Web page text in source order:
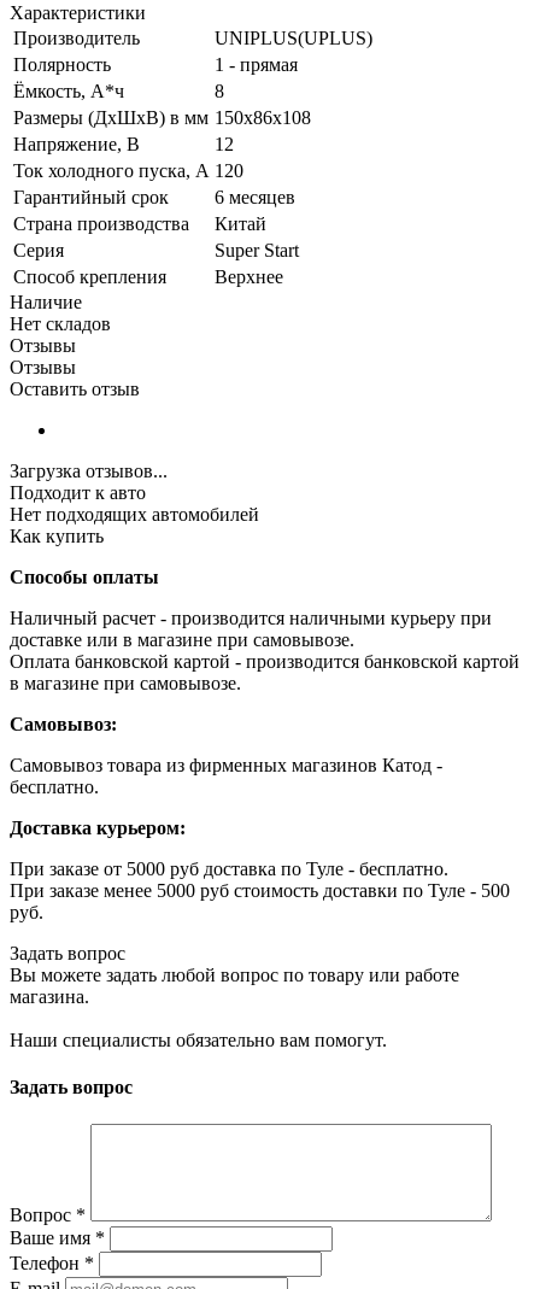
Характеристики
Производитель
UNIPLUS(UPLUS)
Полярность
1 - прямая
Ёмкость, А*ч
8
Размеры (ДхШхВ) в мм 150x86x108
Напряжение, В
12
Ток холодного пуска, А 120
Гарантийный срок
6 месяцев
Страна производства
Китай
Серия
Super Start
Способ крепления
Верхнее
Наличие
Нет складов
Отзывы
Отзывы
Оставить отзыв
Загрузка отзывов...
Подходит к авто
Нет подходящих автомобилей
Как купить
Способы оплаты
Наличный расчет - производится наличными курьеру при
доставке или в магазине при самовывозе.
Оплата банковской картой - производится банковской картой
в магазине при самовывозе.
Самовывоз:
Самовывоз товара из фирменных магазинов Катод -
бесплатно.
Доставка курьером:
При заказе от 5000 руб доставка по Туле - бесплатно.
При заказе менее 5000 руб стоимость доставки по Туле - 500
руб.
Задать вопрос
Вы можете задать любой вопрос по товару или работе
магазина.
Наши специалисты обязательно вам помогут.
Задать вопрос
Вопрос *
Ваше имя *
Телефон *